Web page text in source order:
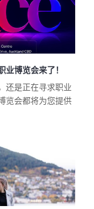
博览会来了！
还是正在寻求职业
览会都将为您提供